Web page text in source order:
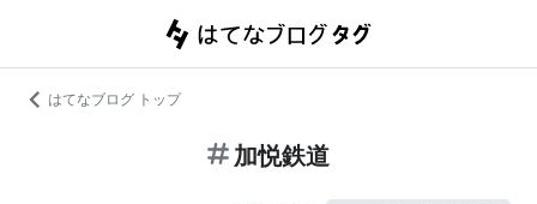
はてなブログ トップ
加悦鉄道